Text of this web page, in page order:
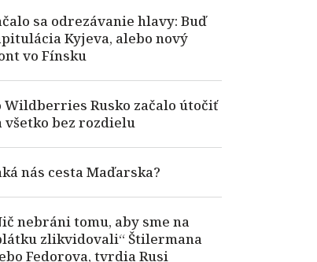
sa odrezávanie hlavy: Buď
Kyjeva, alebo nový
vo Fínsku
Wildberries Rusko začalo útočiť
všetko bez rozdielu
nás cesta Maďarska?
nebráni tomu, aby sme na
zlikvidovali“ Štilermana
Fedorova, tvrdia Rusi